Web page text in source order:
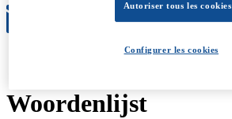
Woordenlijst
Autoriser tous les cookies
Configurer les cookies